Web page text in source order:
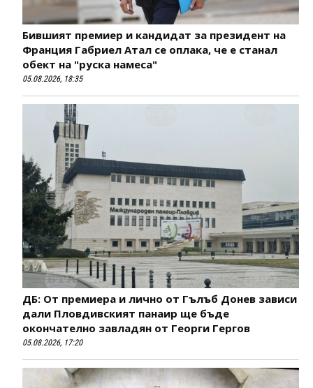
Бившият премиер и кандидат за президент на
Франция Габриел Атал се оплака, че е станал
обект на "руска намеса"
05.08.2026, 18:35
ДБ: От премиера и лично от Гълъб Донев зависи
дали Пловдивският панаир ще бъде
окончателно завладян от Георги Гергов
05.08.2026, 17:20